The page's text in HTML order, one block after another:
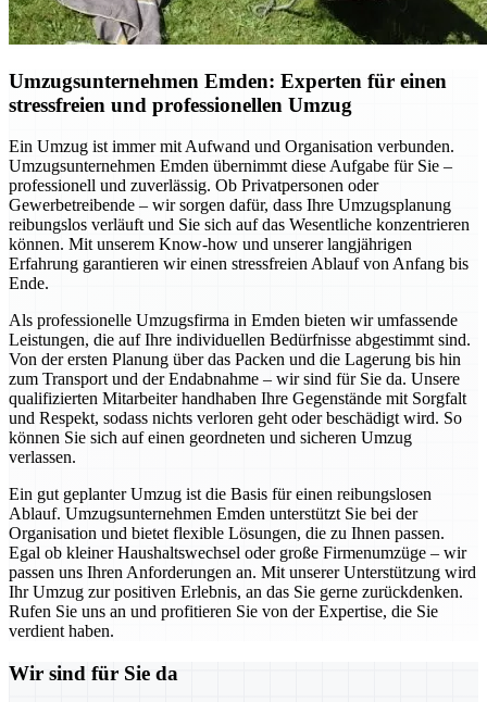
Umzugsunternehmen Emden: Experten für einen
stressfreien und professionellen Umzug
Ein Umzug ist immer mit Aufwand und Organisation verbunden.
Umzugsunternehmen Emden übernimmt diese Aufgabe für Sie –
professionell und zuverlässig. Ob Privatpersonen oder
Gewerbetreibende – wir sorgen dafür, dass Ihre Umzugsplanung
reibungslos verläuft und Sie sich auf das Wesentliche konzentrieren
können. Mit unserem Know-how und unserer langjährigen
Erfahrung garantieren wir einen stressfreien Ablauf von Anfang bis
Ende.
Als professionelle Umzugsfirma in Emden bieten wir umfassende
Leistungen, die auf Ihre individuellen Bedürfnisse abgestimmt sind.
Von der ersten Planung über das Packen und die Lagerung bis hin
zum Transport und der Endabnahme – wir sind für Sie da. Unsere
qualifizierten Mitarbeiter handhaben Ihre Gegenstände mit Sorgfalt
und Respekt, sodass nichts verloren geht oder beschädigt wird. So
können Sie sich auf einen geordneten und sicheren Umzug
verlassen.
Ein gut geplanter Umzug ist die Basis für einen reibungslosen
Ablauf. Umzugsunternehmen Emden unterstützt Sie bei der
Organisation und bietet flexible Lösungen, die zu Ihnen passen.
Egal ob kleiner Haushaltswechsel oder große Firmenumzüge – wir
passen uns Ihren Anforderungen an. Mit unserer Unterstützung wird
Ihr Umzug zur positiven Erlebnis, an das Sie gerne zurückdenken.
Rufen Sie uns an und profitieren Sie von der Expertise, die Sie
verdient haben.
Wir sind für Sie da